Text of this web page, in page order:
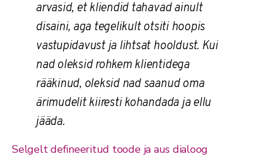
arvasid, et kliendid tahavad ainult
disaini, aga tegelikult otsiti hoopis
vastupidavust ja lihtsat hooldust. Kui
nad oleksid rohkem klientidega
rääkinud, oleksid nad saanud oma
ärimudelit kiiresti kohandada ja ellu
jääda.
Selgelt defineeritud toode ja aus dialoog